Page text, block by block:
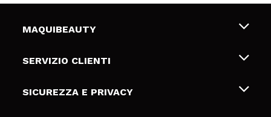
MAQUIBEAUTY
Chi siamo
Gift Cards
SERVIZIO CLIENTI
Spedizioni & Resi
SICUREZZA E PRIVACY